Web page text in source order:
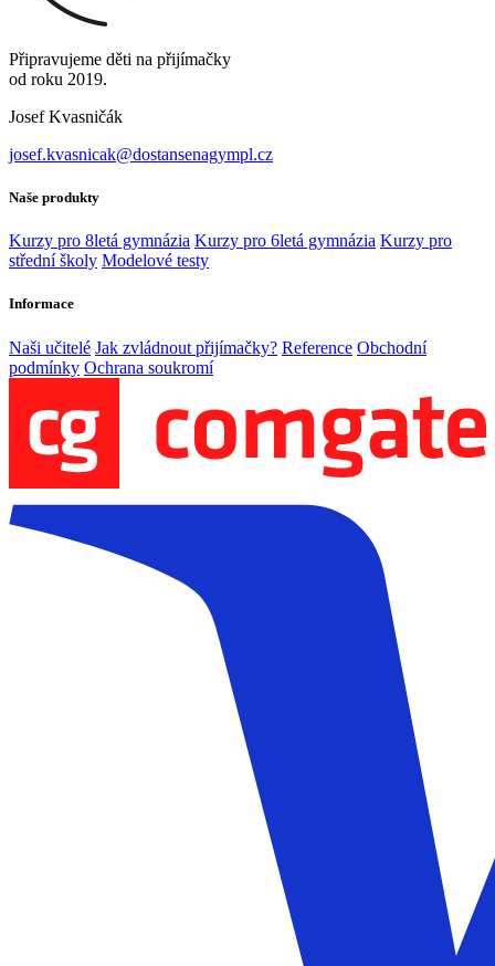
Připravujeme děti na přijímačky
od roku 2019.
Josef Kvasničák
josef.kvasnicak@dostansenagympl.cz
Naše produkty
Kurzy pro 8letá gymnázia Kurzy pro 6letá gymnázia Kurzy pro
střední školy Modelové testy
Informace
Naši učitelé Jak zvládnout přijímačky? Reference Obchodní
podmínky Ochrana soukromí